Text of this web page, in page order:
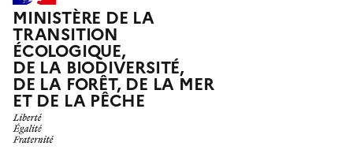
MINISTÈRE DE LA
TRANSITION
ÉCOLOGIQUE,
DE LA BIODIVERSITÉ,
DE LA FORÊT, DE LA MER
ET DE LA PÊCHE